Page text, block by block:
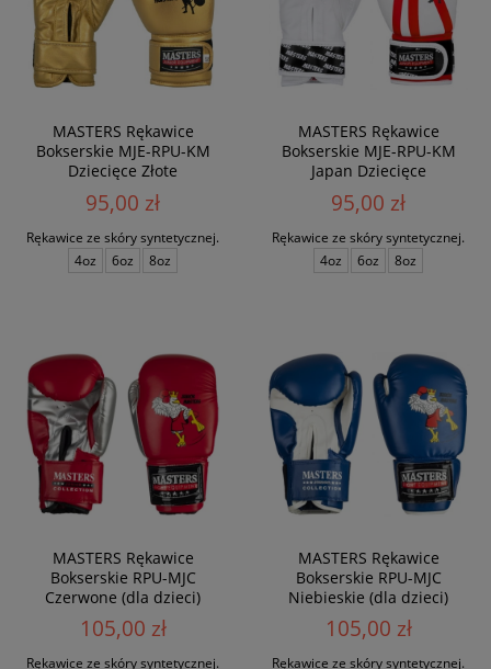
MASTERS Rękawice
Bokserskie MJE-RPU-KM
Dziecięce Złote
95,00 zł
Rękawice ze skóry syntetycznej.
4oz
6oz 8oz
MASTERS Rękawice
Bokserskie MJE-RPU-KM
Japan Dziecięce
95,00 zł
Rękawice ze skóry syntetycznej.
4oz
6oz 8oz
MASTERS Rękawice
Bokserskie RPU-MJC
Czerwone (dla dzieci)
105,00 zł
Rękawice ze skóry syntetycznej.
MASTERS Rękawice
Bokserskie RPU-MJC
Niebieskie (dla dzieci)
105,00 zł
Rękawice ze skóry syntetycznej.